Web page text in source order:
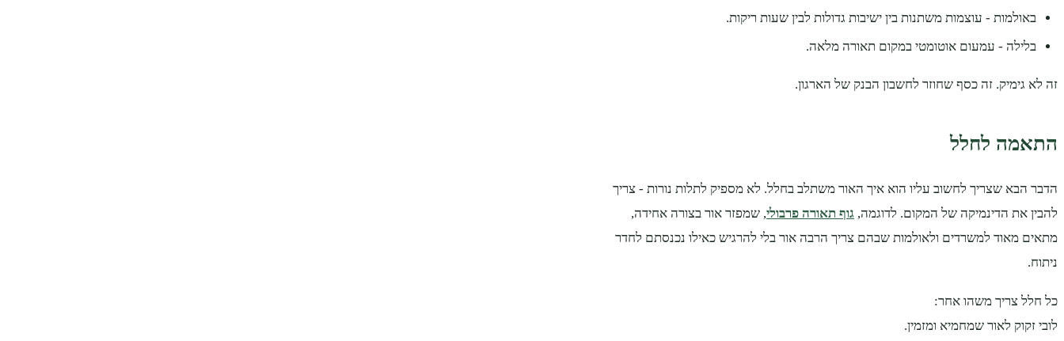
באולמות - עוצמות משתנות בין ישיבות גדולות לבין שעות ריקות.
בלילה - עמעום אוטומטי במקום תאורה מלאה.
זה לא גימיק. זה כסף שחוזר לחשבון הבנק של הארגון.
התאמה לחלל
הדבר הבא שצריך לחשוב עליו הוא איך האור משתלב בחלל. לא מספיק לתלות נורות - צריך
להבין את הדינמיקה של המקום. לדוגמה, גוף תאורה פרבולי, שמפזר אור בצורה אחידה,
מתאים מאוד למשרדים ולאולמות שבהם צריך הרבה אור בלי להרגיש כאילו נכנסתם לחדר
ניתוח.
כל חלל צריך משהו אחר:
לובי זקוק לאור שמחמיא ומזמין.